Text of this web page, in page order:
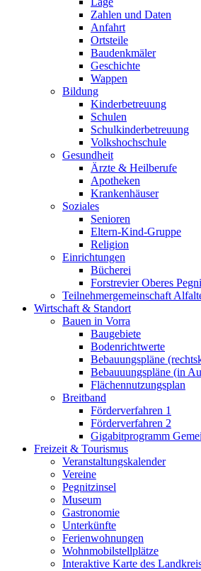
Zahlen und Daten
Anfahrt
Ortsteile
Baudenkmäler
Geschichte
Wappen
Bildung
Kinderbetreuung
Schulen
Schulkinderbetreuung
Volkshochschule
Gesundheit
Ärzte & Heilberufe
Apotheken
Krankenhäuser
Soziales
Senioren
Eltern-Kind-Gruppe
Religion
Einrichtungen
Bücherei
Forstrevier Oberes
Teilnehmergemeinschaft
Wirtschaft & Standort
Bauen in Vorra
Baugebiete
Bodenrichtwerte
Bebauungspläne
Bebauuungspläne (in
Flächennutzungsplan
Breitband
Förderverfahren 1
Förderverfahren 2
Gigabitprogramm
Freizeit & Tourismus
Veranstaltungskalender
Vereine
Pegnitzinsel
Museum
Gastronomie
Unterkünfte
Ferienwohnungen
Wohnmobilstellplätze
Interaktive Karte des